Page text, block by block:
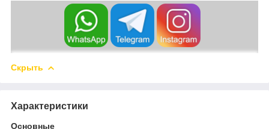
Скрыть
Характеристики
Основные